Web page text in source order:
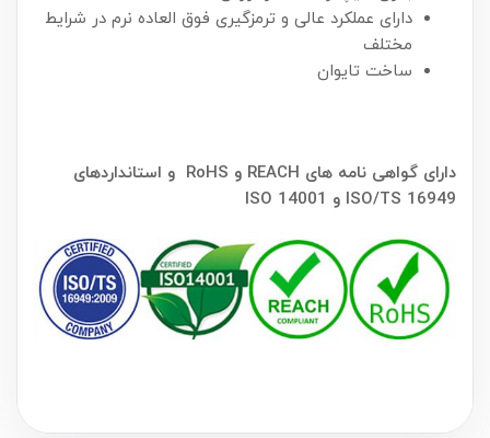
دارای عملکرد عالی و ترمزگیری فوق العاده نرم در شرایط
مختلف
ساخت تایوان
دارای گواهی نامه های REACH و RoHS و استانداردهای
ISO/TS 16949 و ISO 14001